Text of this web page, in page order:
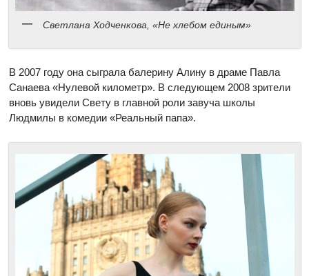
Светлана Ходченкова, «Не хлебом единым»
В 2007 году она сыграла балерину Алину в драме Павла
Санаева «Нулевой километр». В следующем 2008 зрители
вновь увидели Свету в главной роли завуча школы
Людмилы в комедии «Реальный папа».